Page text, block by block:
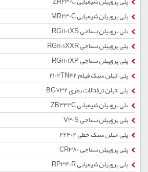
پلی پروپیلن شیمیایی MR230C
پلی پروپیلن نساجی RG1101XS
پلی پروپیلن نساجی RG1101XXR
پلی پروپیلن نساجی RG1101XP
پلی اتیلن سبک فیلم 2102TN42
پلی اتیلن ترفتالات بطری BG732
پلی پروپیلن شیمیایی ZB332C
پلی پروپیلن نساجی V30S
پلی اتیلن سبک خطی 22402
پلی پروپیلن نساجی CR380
پلی پروپیلن شیمیایی RP340R